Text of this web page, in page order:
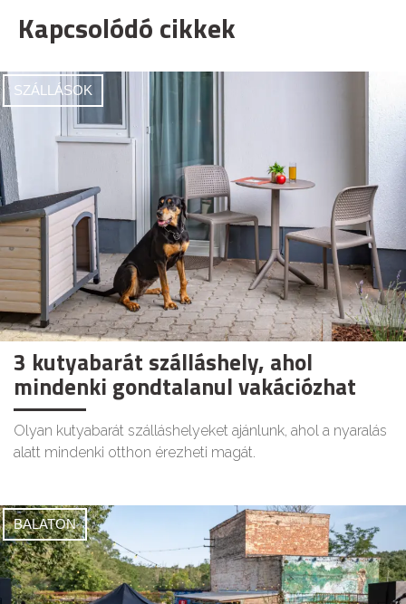
Kapcsolódó cikkek
SZÁLLÁSOK
3 kutyabarát szálláshely, ahol
mindenki gondtalanul vakációzhat
Olyan kutyabarát szálláshelyeket ajánlunk, ahol a nyaralás
alatt mindenki otthon érezheti magát.
BALATON